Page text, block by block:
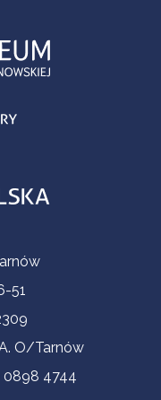
51
O/Tarnów
0898 4744